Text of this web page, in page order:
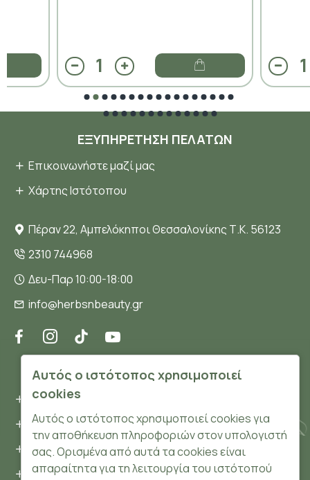
ΕΞΥΠΗΡΈΤΗΣΗ ΠΕΛΑΤΏΝ
Επικοινωνήστε μαζί μας
Χάρτης Ιστότοπου
Πέραν 22, Αμπελόκηποι Θεσσαλονίκης Τ.Κ. 56123
2310 744968
Δευ-Παρ 10:00-18:00
info@herbsnbeauty.gr
ΠΛΗΡΟΦΟΡΊΕΣ
Όροι και συνθήκες
Προσωπικά δεδομένα
Ασφάλεια
Τρόποι Πληρωμής
Αυτός ο ιστότοπος χρησιμοποιεί
cookies
Αυτός ο ιστότοπος χρησιμοποιεί cookies για
την αποθήκευση πληροφοριών στον υπολογιστή
σας. Ορισμένα από αυτά τα cookies είναι
απαραίτητα για τη λειτουργία του ιστότοπού